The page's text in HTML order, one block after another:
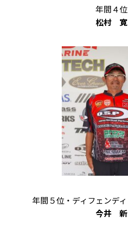
年間４位
松村 寛
年間５位・ディフェンデ
今井 新